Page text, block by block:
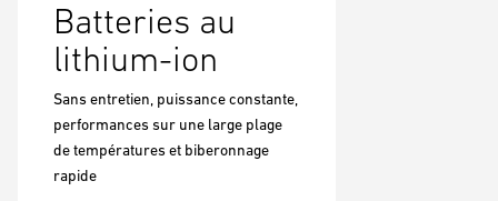
Batteries au
lithium-ion
Sans entretien, puissance constante,
performances sur une large plage
de températures et biberonnage
rapide